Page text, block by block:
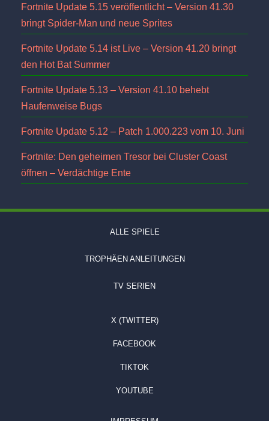
Fortnite Update 5.15 veröffentlicht – Version 41.30
bringt Spider-Man und neue Sprites
Fortnite Update 5.14 ist Live – Version 41.20 bringt
den Hot Bat Summer
Fortnite Update 5.13 – Version 41.10 behebt
Haufenweise Bugs
Fortnite Update 5.12 – Patch 1.000.223 vom 10. Juni
Fortnite: Den geheimen Tresor bei Cluster Coast
öffnen – Verdächtige Ente
ALLE SPIELE
TROPHÄEN ANLEITUNGEN
TV SERIEN
X (TWITTER)
FACEBOOK
TIKTOK
YOUTUBE